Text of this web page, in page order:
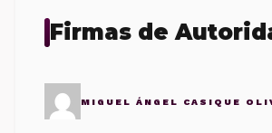
Firmas de
MIGUEL ÁNGEL CASIQUE